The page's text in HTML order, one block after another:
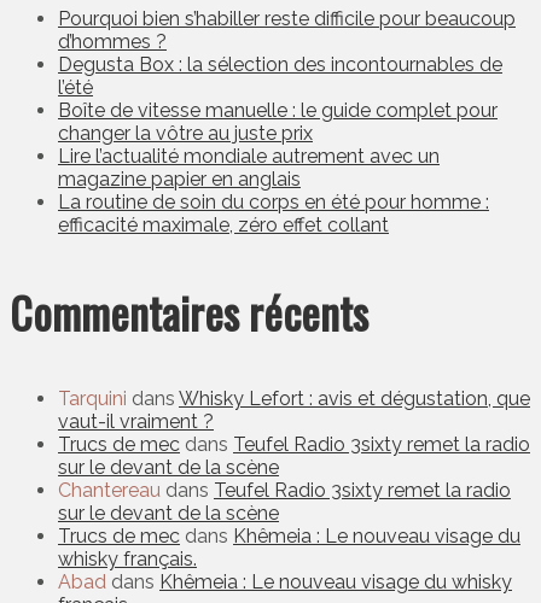
Pourquoi bien s’habiller reste difficile pour beaucoup
d’hommes ?
Degusta Box : la sélection des incontournables de
l’été
Boîte de vitesse manuelle : le guide complet pour
changer la vôtre au juste prix
Lire l’actualité mondiale autrement avec un
magazine papier en anglais
La routine de soin du corps en été pour homme :
efficacité maximale, zéro effet collant
Commentaires récents
Tarquini dans Whisky Lefort : avis et dégustation, que
vaut-il vraiment ?
Trucs de mec dans Teufel Radio 3sixty remet la radio
sur le devant de la scène
Chantereau dans Teufel Radio 3sixty remet la radio
sur le devant de la scène
Trucs de mec dans Khêmeia : Le nouveau visage du
whisky français.
Abad dans Khêmeia : Le nouveau visage du whisky